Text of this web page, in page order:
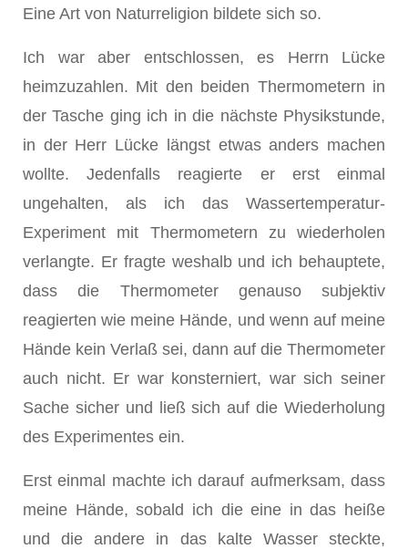
Eine Art von Naturreligion bildete sich so.
Ich war aber entschlossen, es Herrn Lücke
heimzuzahlen. Mit den beiden Thermometern in
der Tasche ging ich in die nächste Physikstunde,
in der Herr Lücke längst etwas anders machen
wollte. Jedenfalls reagierte er erst einmal
ungehalten, als ich das Wassertemperatur-
Experiment mit Thermometern zu wiederholen
verlangte. Er fragte weshalb und ich behauptete,
dass die Thermometer genauso subjektiv
reagierten wie meine Hände, und wenn auf meine
Hände kein Verlaß sei, dann auf die Thermometer
auch nicht. Er war konsterniert, war sich seiner
Sache sicher und ließ sich auf die Wiederholung
des Experimentes ein.
Erst einmal machte ich darauf aufmerksam, dass
meine Hände, sobald ich die eine in das heiße
und die andere in das kalte Wasser steckte,